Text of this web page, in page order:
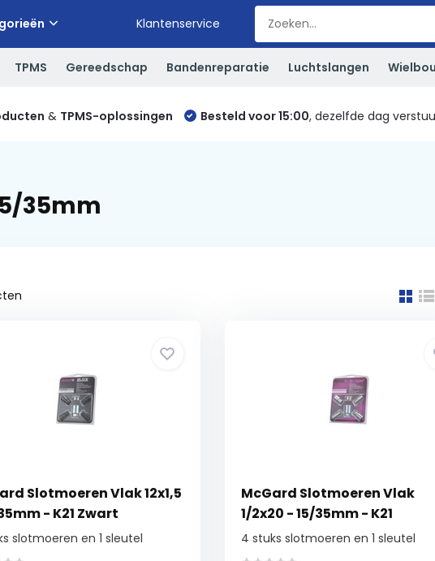
Klantenservice
TPMS Gereedschap Bandenreparatie Luchtslangen
& TPMS-oplossingen Besteld voor 15:00, dezelfde dag
35mm
Slotmoeren Vlak 12x1,5
- K21 Zwart
slotmoeren en 1 sleutel
McGard Slotmoeren Vlak
1/2x20 - 15/35mm - K21
4 stuks slotmoeren en 1 sleutel